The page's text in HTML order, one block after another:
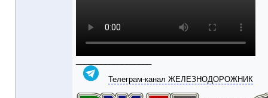
Телеграм-канал ЖЕЛЕЗНОДОРОЖНИК